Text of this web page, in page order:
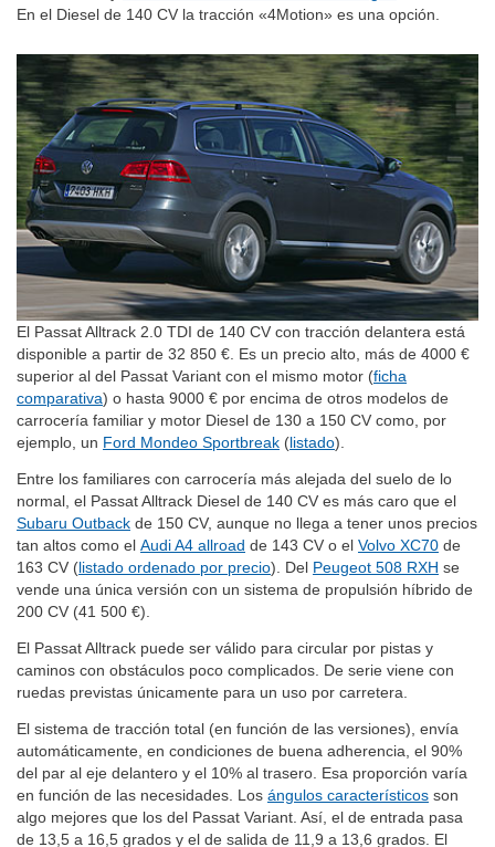
tracción total y cambio automático de doble embrague«DSG».
El Passat Alltrack 2.0 TDI de 140 CV con tracción delantera está
disponible a partir de 32 850 €. Es un precio alto, más de 4000 €
superior al del Passat Variant con el mismo motor (ficha
comparativa) o hasta 9000 € por encima de otros modelos de
carrocería familiar y motor Diesel de 130 a 150 CV como, por
Entre los familiares con carrocería más alejada del suelo de lo
normal, el Passat Alltrack Diesel de 140 CV es más caro que el
Subaru Outbackde 150 CV, aunque no llega a tener unos precios
tan altos como elAudi A4 allroadde 143 CV o elVolvo XC70 de
163 CV (listado ordenado por precio). DelPeugeot 508 RXHse
vende una única versión con un sistema de propulsión híbrido de
El Passat Alltrack puede ser válido para circular por pistas y
caminos con obstáculos poco complicados. De serie viene con
El sistema de tracción total (en función de las versiones), envía
automáticamente, en condiciones de buena adherencia, el 90%
del par al eje delantero y el 10% al trasero. Esa proporción varía
en función de las necesidades. Losángulos característicos son
algo mejores que los del Passat Variant. Así, el de entrada pasa